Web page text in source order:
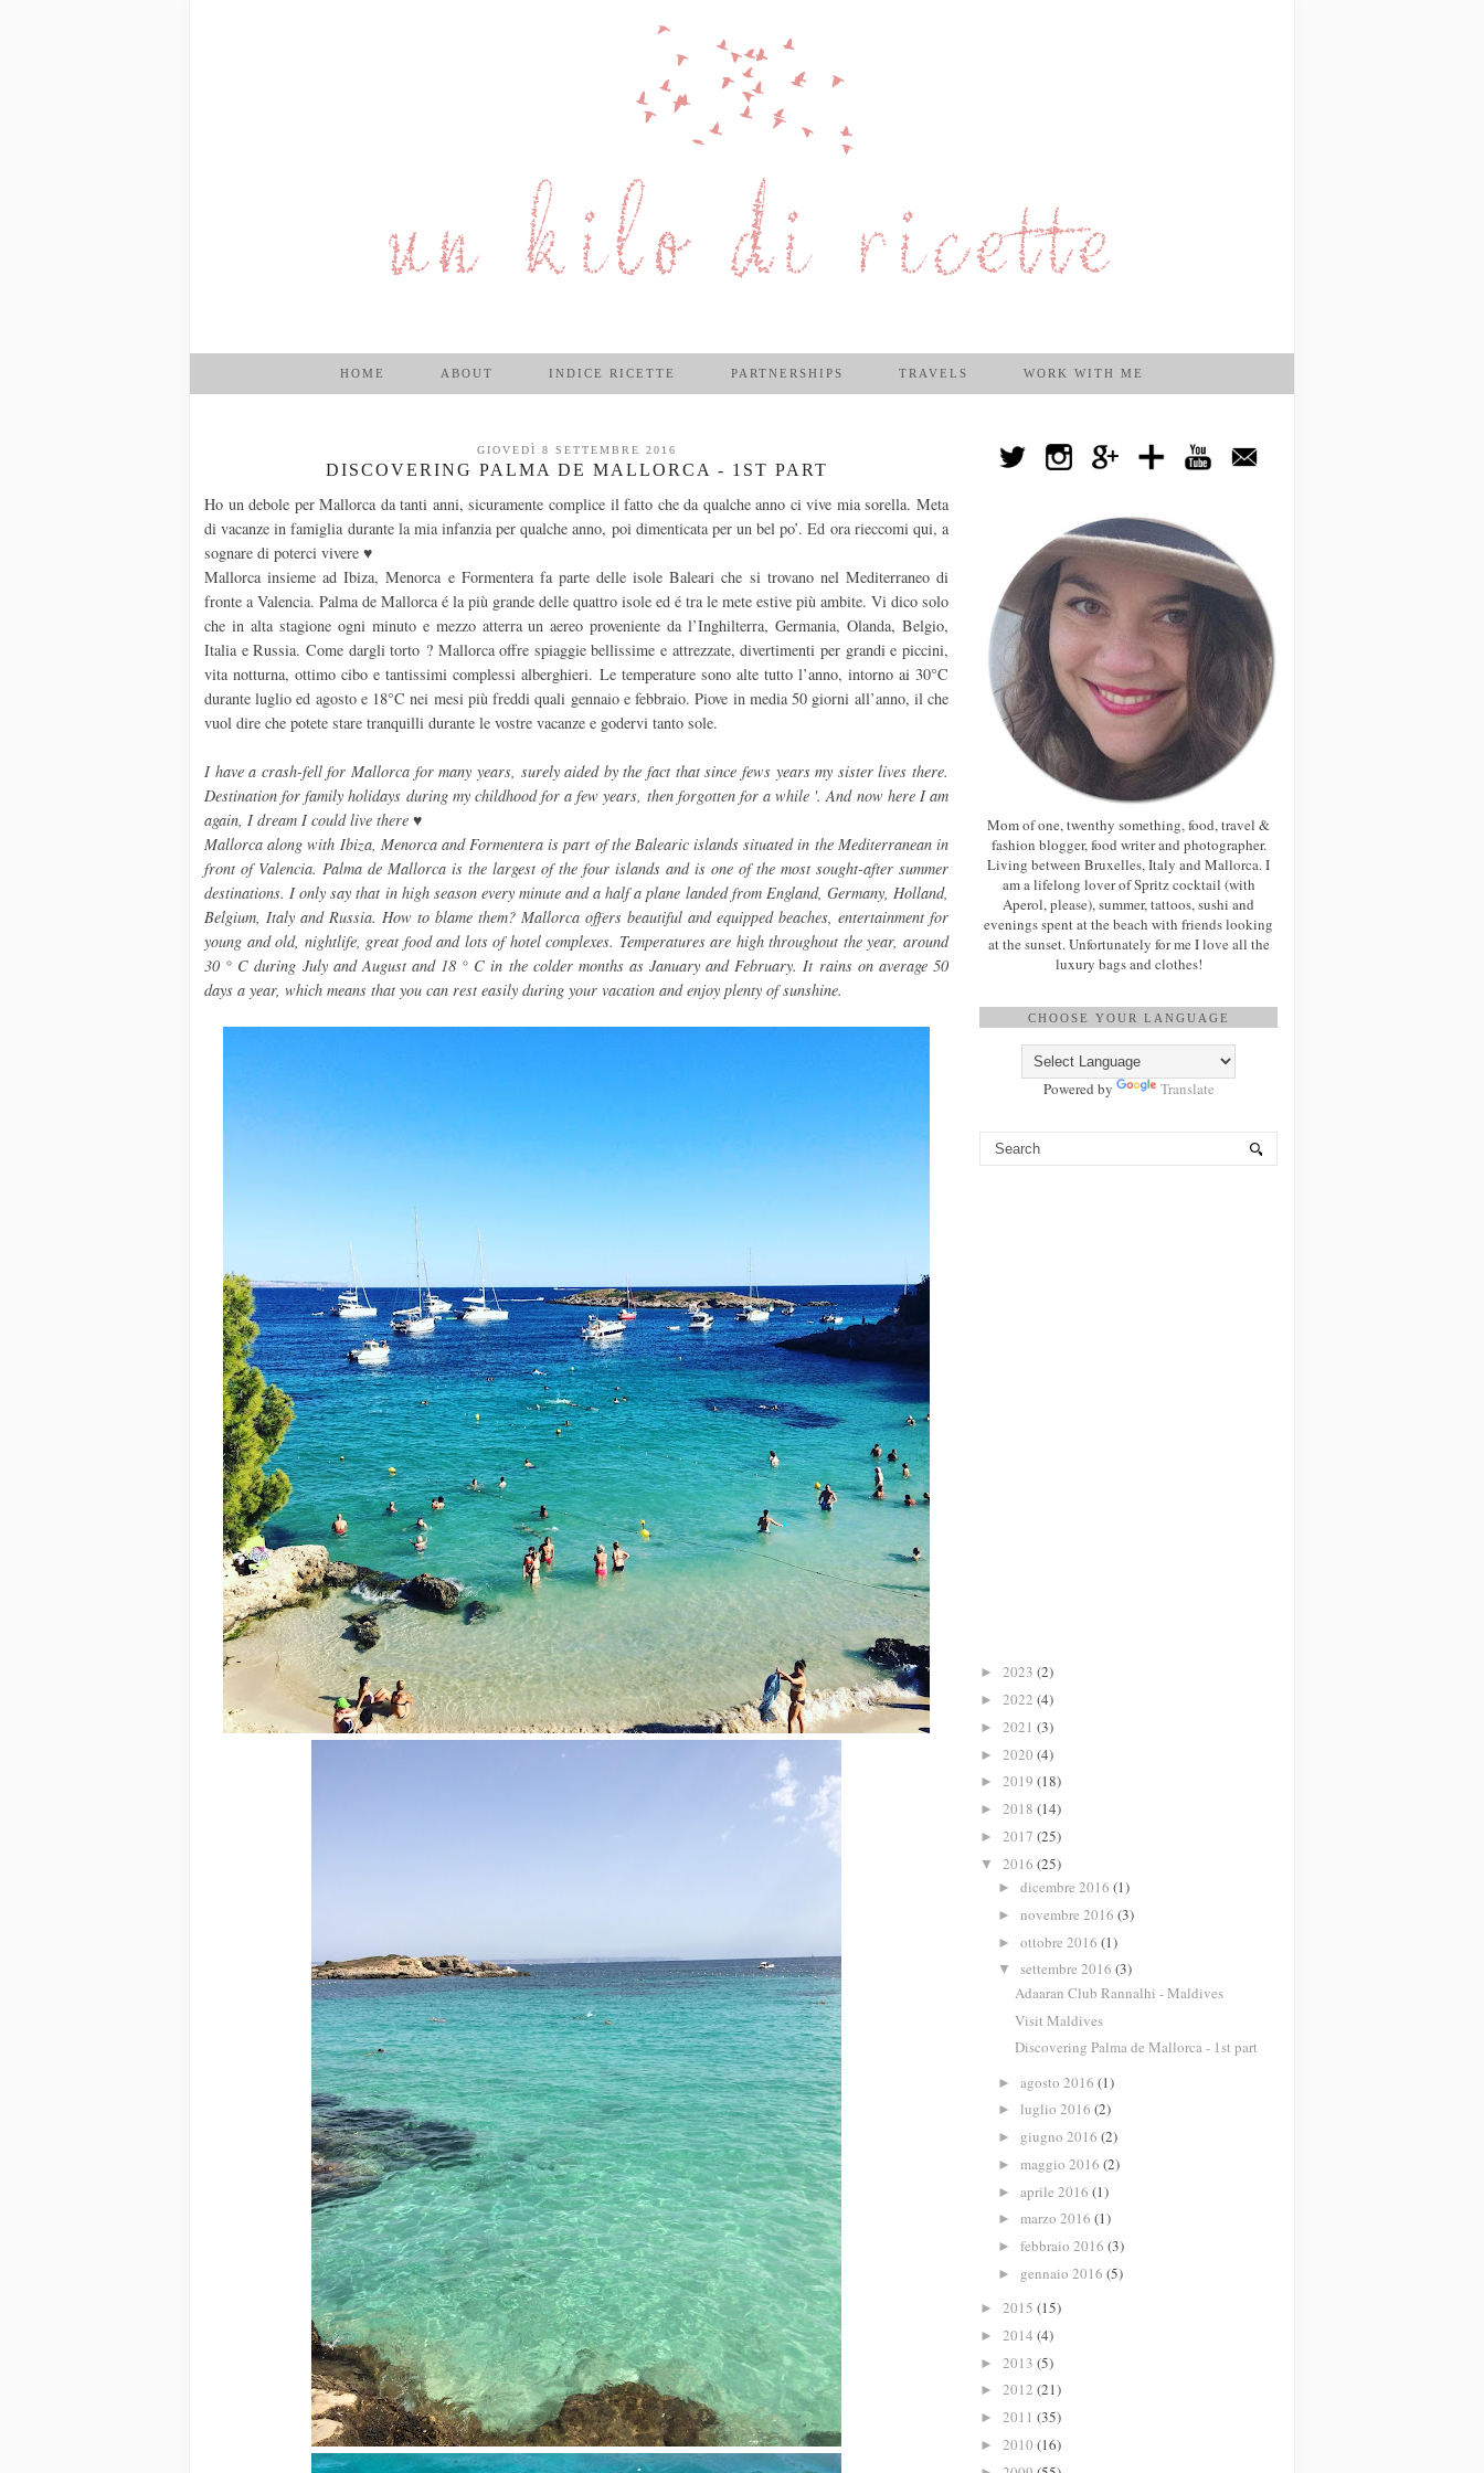
HOME ABOUT INDICE RICETTE PARTNERSHIPS TRAVELS WORK WITH ME
GIOVEDÌ 8 SETTEMBRE 2016
DISCOVERING PALMA DE MALLORCA - 1ST PART
Ho un debole per Mallorca da tanti anni, sicuramente complice il fatto che da qualche anno ci vive mia sorella. Meta
di vacanze in famiglia durante la mia infanzia per qualche anno, poi dimenticata per un bel po’. Ed ora rieccomi qui, a
sognare di poterci vivere ♥
Mallorca insieme ad Ibiza, Menorca e Formentera fa parte delle isole Baleari che si trovano nel Mediterraneo di
fronte a Valencia. Palma de Mallorca é la più grande delle quattro isole ed é tra le mete estive più ambite. Vi dico solo
che in alta stagione ogni minuto e mezzo atterra un aereo proveniente da l’Inghilterra, Germania, Olanda, Belgio,
Italia e Russia. Come dargli torto ? Mallorca offre spiaggie bellissime e attrezzate, divertimenti per grandi e piccini,
vita notturna, ottimo cibo e tantissimi complessi alberghieri. Le temperature sono alte tutto l’anno, intorno ai 30°C
durante luglio ed agosto e 18°C nei mesi più freddi quali gennaio e febbraio. Piove in media 50 giorni all’anno, il che
vuol dire che potete stare tranquilli durante le vostre vacanze e godervi tanto sole.
I have a crash-fell for Mallorca for many years, surely aided by the fact that since fews years my sister lives there.
Destination for family holidays during my childhood for a few years, then forgotten for a while '. And now here I am
again, I dream I could live there ♥
Mallorca along with Ibiza, Menorca and Formentera is part of the Balearic islands situated in the Mediterranean in
front of Valencia. Palma de Mallorca is the largest of the four islands and is one of the most sought-after summer
destinations. I only say that in high season every minute and a half a plane landed from England, Germany, Holland,
Belgium, Italy and Russia. How to blame them? Mallorca offers beautiful and equipped beaches, entertainment for
young and old, nightlife, great food and lots of hotel complexes. Temperatures are high throughout the year, around
30 ° C during July and August and 18 ° C in the colder months as January and February. It rains on average 50
days a year, which means that you can rest easily during your vacation and enjoy plenty of sunshine.
Mom of one, twenthy something, food, travel &
fashion blogger, food writer and photographer.
Living between Bruxelles, Italy and Mallorca. I
am a lifelong lover of Spritz cocktail (with
Aperol, please), summer, tattoos, sushi and
evenings spent at the beach with friends looking
at the sunset. Unfortunately for me I love all the
luxury bags and clothes!
CHOOSE YOUR LANGUAGE
Powered by Translate
► 2023 (2)
► 2022 (4)
► 2021 (3)
► 2020 (4)
► 2019 (18)
► 2018 (14)
► 2017 (25)
▼ 2016 (25)
► dicembre 2016 (1)
► novembre 2016 (3)
► ottobre 2016 (1)
▼ settembre 2016 (3)
Adaaran Club Rannalhi - Maldives
Visit Maldives
Discovering Palma de Mallorca - 1st part
► agosto 2016 (1)
► luglio 2016 (2)
► giugno 2016 (2)
► maggio 2016 (2)
► aprile 2016 (1)
► marzo 2016 (1)
► febbraio 2016 (3)
► gennaio 2016 (5)
► 2015 (15)
► 2014 (4)
► 2013 (5)
► 2012 (21)
► 2011 (35)
► 2010 (16)